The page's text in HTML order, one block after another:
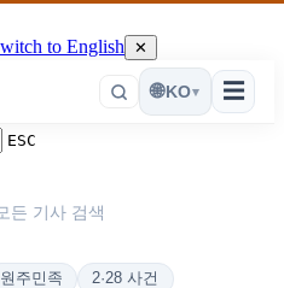
to English ✕
☰
🌐KO▾
ESC
든 기사 검색
원주민족
2·28 사건